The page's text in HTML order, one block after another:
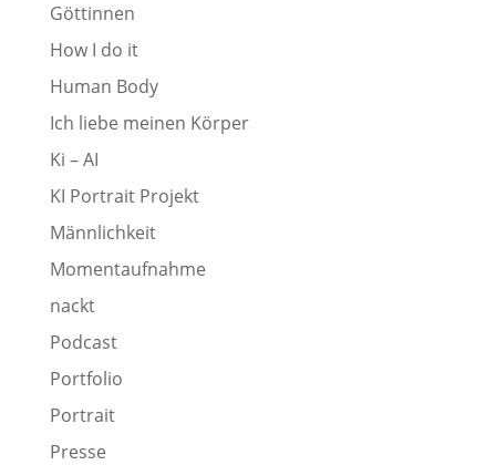
Göttinnen
How I do it
Human Body
Ich liebe meinen Körper
Ki – AI
KI Portrait Projekt
Männlichkeit
Momentaufnahme
nackt
Podcast
Portfolio
Portrait
Presse